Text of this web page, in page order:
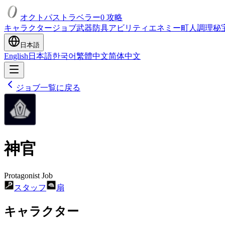
オクトパストラベラー0 攻略
キャラクタージョブ武器防具アビリティ エネミー町人 調理秘
日本語
English 日本語한국어繁體中文简体中文
ジョブ一覧に戻る
神官
Protagonist Job
スタッフ
扇
キャラクター